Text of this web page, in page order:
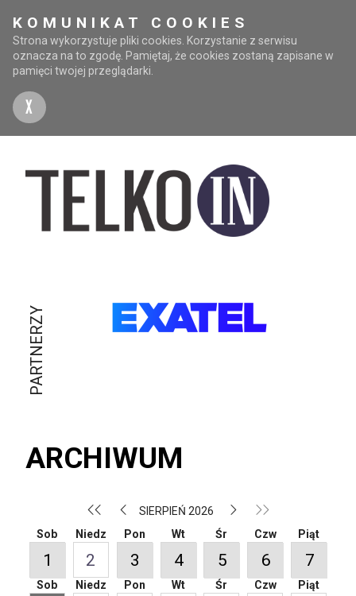
KOMUNIKAT COOKIES
Strona wykorzystuje pliki cookies. Korzystanie z serwisu
oznacza na to zgodę. Pamiętaj, że cookies zostaną zapisane w
pamięci twojej przeglądarki.
X
PARTNERZY
ARCHIWUM
SIERPIEŃ 2026
Sob
1
Niedz
2
Pon
3
Wt
4
Śr
5
Czw
6
Piąt
7
Sob Niedz Pon Wt Śr Czw Piąt